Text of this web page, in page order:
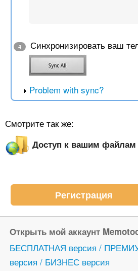
4 Синхронизировать ваш
Problem with sync?
Смотрите так же:
Доступ к вашим файлам
Регистрация
Открыть мой аккаунт
БЕСПЛАТНАЯ версия /
версия / БИЗНЕС версия